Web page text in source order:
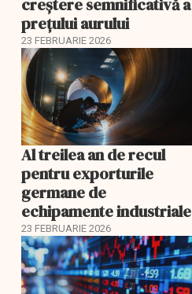
creștere semnificativă a
prețului aurului
23 FEBRUARIE 2026
Al treilea an de recul
pentru exporturile
germane de
echipamente industriale
23 FEBRUARIE 2026